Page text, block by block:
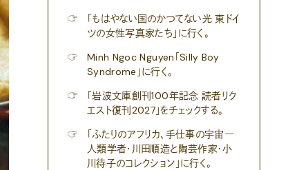
☞
「もはやない国のかつてない光 東ドイ
ツの女性写真家たち」に行く。
☞
Minh Ngoc Nguyen「Silly Boy
Syndrome」に行く。
☞
「岩波文庫創刊100年記念 読者リク
エスト復刊2027」をチェックする。
☞
「ふたりのアフリカ、手仕事の宇宙―
人類学者・川田順造と陶芸作家・小
川待子のコレクション」に行く。